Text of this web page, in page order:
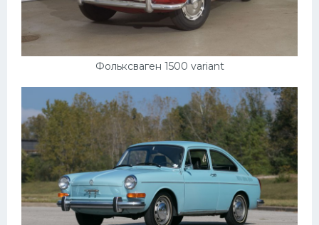
Фольксваген 1500 variant
Шевроле
Автокемпер
Феррари
Поезда
Мотоциклы
Ямаха